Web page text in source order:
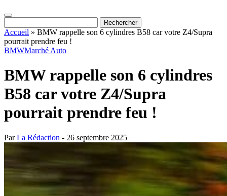
Accueil » BMW rappelle son 6 cylindres B58 car votre Z4/Supra
pourrait prendre feu !
BMWMarché Auto
BMW rappelle son 6 cylindres
B58 car votre Z4/Supra
pourrait prendre feu !
ParLa Rédaction - 26 septembre 2025